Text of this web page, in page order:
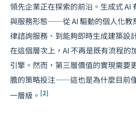
領先企業正在探索的前沿。生成式 AI
與服務形態——從 AI 驅動的個人化教
律諮詢服務、到能夠即時生成建築設
在這個層次上，AI 不再是既有流程的
引擎。然而，第三層價值的實現需要
膽的策略投注——這也是為什麼目前
一層級。 [2]